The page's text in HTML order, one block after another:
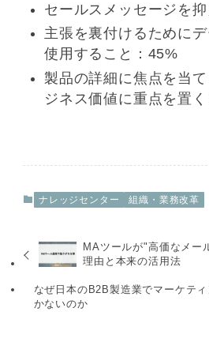
セールスメッセージを
主張を裏付けるために
使用すること：45%
製品の詳細に焦点を当
ジネス価値に重点を置
ナレッジセンター 組織・業務改革
MAツールが"高価なメー
理由と本来の活用法
なぜ日本のB2B製造業でマーケテ
かないのか